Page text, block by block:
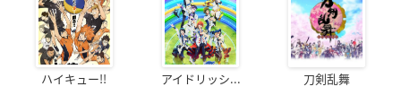
ハイキュー!! アイドリッシ... 刀剣乱舞